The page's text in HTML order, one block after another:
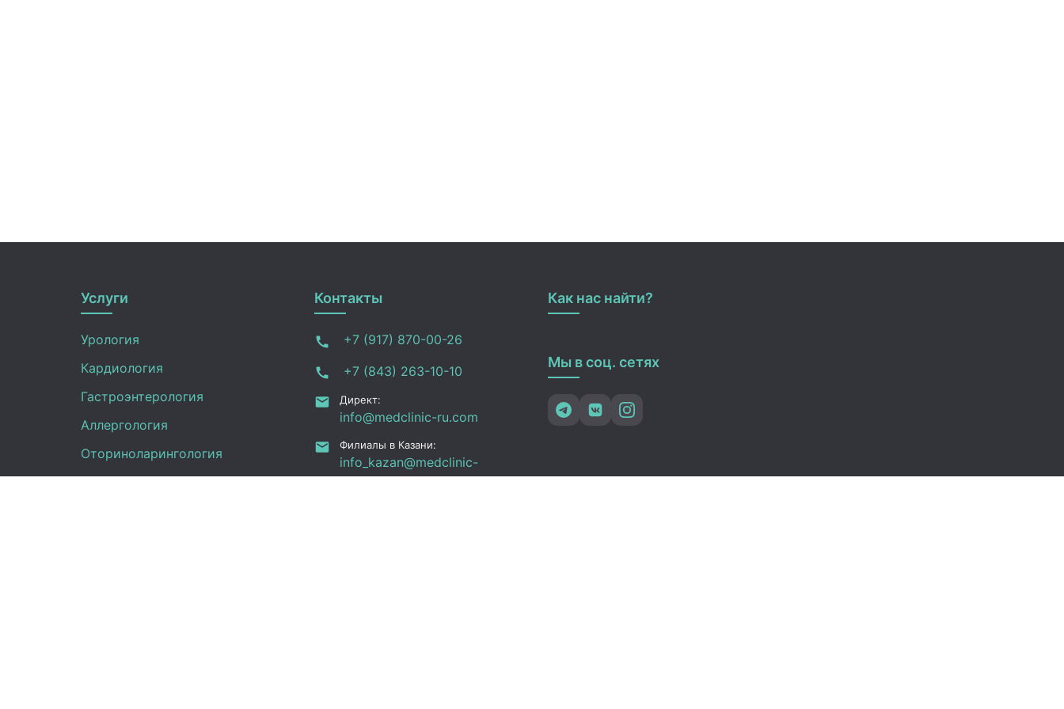
Услуги
Урология
Кардиология
Гастроэнтерология
Аллергология
Оториноларингология
Контакты
+7 (917) 870-00-26
+7 (843) 263-10-10
Директ:
info@medclinic-ru.com
Филиалы в Казани:
info_kazan@medclinic-
ru.com
Как нас найти?
Мы в соц. сетях